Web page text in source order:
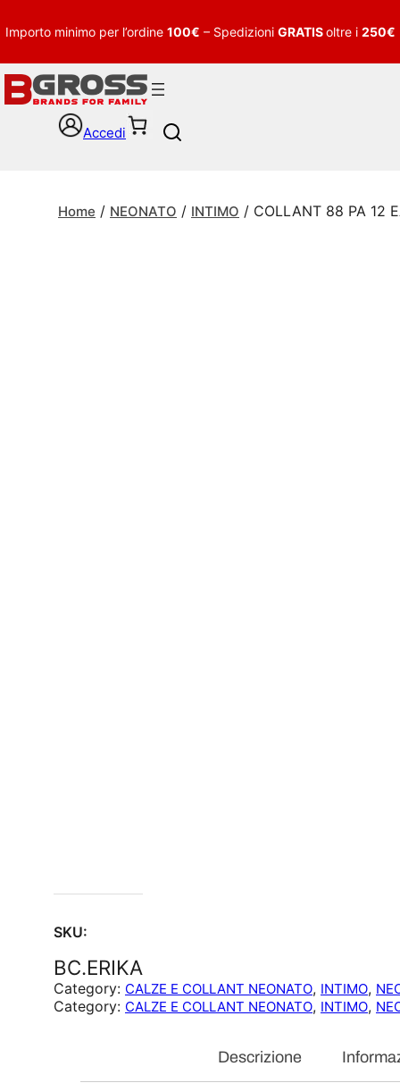
Importo minimo per l’ordine 100€ – Spedizioni GRATISoltre i 250€
Accedi
c
Home / NEONATO / INTIMO / COLLANT 88 PA 12
SKU:
BC.ERIKA
Category: CALZE E COLLANT NEONATO, INTIMO,
Category: CALZE E COLLANT NEONATO, INTIMO,
Descrizione